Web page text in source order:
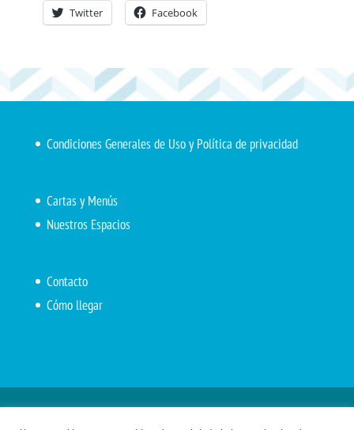
Twitter Facebook
Condiciones Generales de Uso y Política de privacidad
Cartas y Menús
Nuestros Espacios
Contacto
Cómo llegar